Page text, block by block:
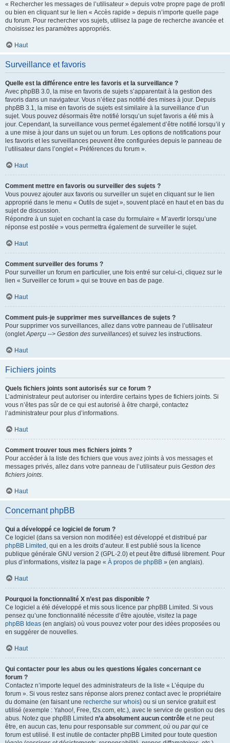
« Rechercher les messages de l’utilisateur » depuis votre propre page de profil
ou bien en cliquant sur le lien « Accès rapide » depuis n’importe quelle page
du forum. Pour rechercher vos sujets, utilisez la page de recherche avancée et
choisissez les paramètres appropriés.
Haut
Surveillance et favoris
Quelle est la différence entre les favoris et la surveillance ?
Avec phpBB 3.0, la mise en favoris de sujets s’apparentait à la gestion des
favoris dans un navigateur. Vous n’étiez pas notifié des mises à jour. Depuis
phpBB 3.1, la mise en favoris de sujets est similaire à la surveillance d’un
sujet. Vous pouvez désormais être notifié lorsqu’un sujet favoris a été mis à
jour. Cependant, la surveillance vous permet également d’être notifié lorsqu’il y
a une mise à jour dans un sujet ou un forum. Les options de notifications pour
les favoris et les surveillances peuvent être configurées depuis le panneau de
l’utilisateur dans l’onglet « Préférences du forum ».
Haut
Comment mettre en favoris ou surveiller des sujets ?
Vous pouvez ajouter aux favoris ou surveiller un sujet en cliquant sur le lien
approprié dans le menu « Outils de sujet », souvent placé en haut et en bas du
sujet de discussion.
Répondre à un sujet en cochant la case du formulaire « M’avertir lorsqu’une
réponse est postée » vous permettra également de surveiller le sujet.
Haut
Comment surveiller des forums ?
Pour surveiller un forum en particulier, une fois entré sur celui-ci, cliquez sur le
lien « Surveiller ce forum » qui se trouve en bas de page.
Haut
Comment puis-je supprimer mes surveillances de sujets ?
Pour supprimer vos surveillances, allez dans votre panneau de l’utilisateur
(ongletAperçu --> Gestion des surveillances) et suivez les instructions.
Haut
Fichiers joints
Quels fichiers joints sont autorisés sur ce forum ?
L’administrateur peut autoriser ou interdire certains types de fichiers joints. Si
vous n’êtes pas sûr de ce qui est autorisé à être chargé, contactez
l’administrateur pour plus d’informations.
Haut
Comment trouver tous mes fichiers joints ?
Pour accéder à la liste des fichiers que vous avez joints à vos messages et
messages privés, allez dans votre panneau de l’utilisateur puis Gestion des
fichiers joints.
Haut
Concernant phpBB
Qui a développé ce logiciel de forum ?
Ce logiciel (dans sa version non modifiée) est développé et distribué par
phpBB Limited , qui en a les droits d’auteur. Il est publié sous la licence
publique générale GNU version 2 (GPL-2.0) et peut être diffusé librement. Pour
plus d’informations, visitez la page « À propos de phpBB » (en anglais).
Haut
Pourquoi la fonctionnalité X n’est pas disponible ?
Ce logiciel a été développé et mis sous licence par phpBB Limited. Si vous
pensez qu’une fonctionnalité nécessite d’être ajoutée, visitez la page
phpBB Ideas (en anglais) où vous pouvez voter pour des idées proposées ou
en suggérer de nouvelles.
Haut
Qui contacter pour les abus ou les questions légales concernant ce
forum ?
Contactez n’importe lequel des administrateurs de la liste « L’équipe du
forum ». Si vous restez sans réponse alors prenez contact avec le propriétaire
du domaine (en faisant une recherche sur whois) ou si un service gratuit est
utilisé (exemple : Yahoo!, Free, f2s.com, etc.), avec le service de gestion ou des
abus. Notez que phpBB Limited n’a absolument aucun contrôle et ne peut
être, en aucun cas, tenu pour responsable sur comment, où ou par qui ce
forum est utilisé. Il est inutile de contacter phpBB Limited pour toute question